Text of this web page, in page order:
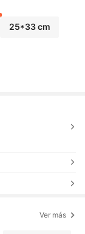
25*33 cm
Ver más